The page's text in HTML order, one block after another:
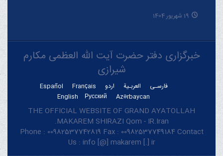
19 شهریور 1404
خبرگزاری دفتر حضرت آیت الله العظمی مکارم
شیرازی
فارسـی العربـیة اردو Français
Español
Azərbaycan
Русский
English
THE OFFICIAL WEBSITE OF GRAND AYATOLLAH
MAKAREM SHIRAZI Qom - IR.Iran.
Phone : 00982537742819 Fax : 00982537749184 Contact
Us : info [@] makarem [.] ir